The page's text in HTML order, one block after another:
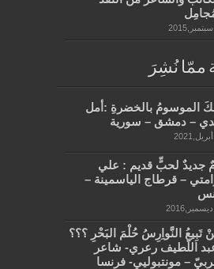
ممّا نُشِرَ
الموسومُ بالخضرةِ :أمل
– دمشق – سورية
جديدٌ لحبٍّ قديم : علي
– قرطاج الياسمينة –
تَبِيعُ النَّواِرِسُ حُلْمَ البَحْرِ ؟؟؟
اللّطيف رعري- شاعر
– مونتبوليي- فرنسا